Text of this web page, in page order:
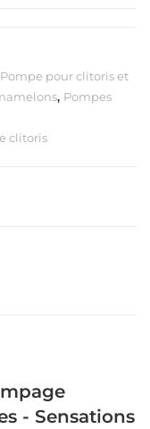
Pompe pour clitoris et
, Pompes
clitoris
- Sensations